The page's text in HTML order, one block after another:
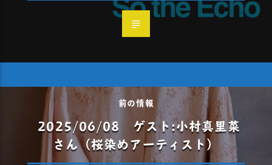
前の情報
2025/06/08 ゲスト:小村真里菜
さん（桜染めアーティスト）